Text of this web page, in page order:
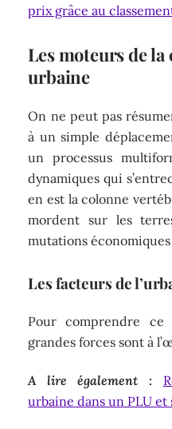
prix grâce au
Les moteurs de la
urbaine
On ne peut pas
à un simple
un processus
dynamiques qui
en est la colonne
mordent sur les
mutations économiques
Les facteurs de
Pour comprendre ce
grandes forces sont à
A lire également :
urbaine dans un PLU